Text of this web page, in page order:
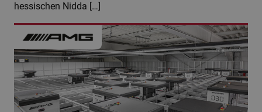
hessischen Nidda […]